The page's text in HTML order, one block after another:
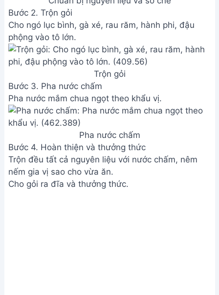
Bước 2. Trộn gỏi
Cho ngó lục bình, gà xé, rau răm, hành phi, đậu
phộng vào tô lớn.
Trộn gỏi
Bước 3. Pha nước chấm
Pha nước mắm chua ngọt theo khẩu vị.
Pha nước chấm
Bước 4. Hoàn thiện và thưởng thức
Trộn đều tất cả nguyên liệu với nước chấm, nêm
nếm gia vị sao cho vừa ăn.
Cho gỏi ra đĩa và thưởng thức.